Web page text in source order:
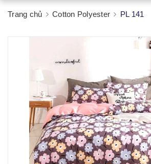
Trang chủ Cotton Polyester PL 141